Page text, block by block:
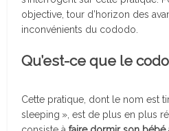
objective, tour d’horizon des
inconvénients du cododo.
Qu’est-ce que le
Cette pratique, dont le nom est
sleeping », est de plus en plus